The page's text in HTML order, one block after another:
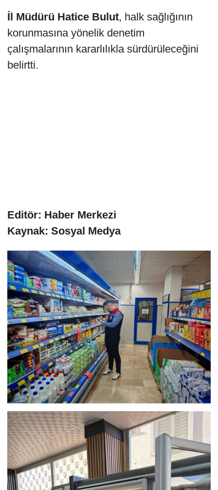
İl Müdürü Hatice Bulut, halk sağlığının
korunmasına yönelik denetim
çalışmalarının kararlılıkla sürdürüleceğini
belirtti.
Editör: Haber Merkezi
Kaynak: Sosyal Medya